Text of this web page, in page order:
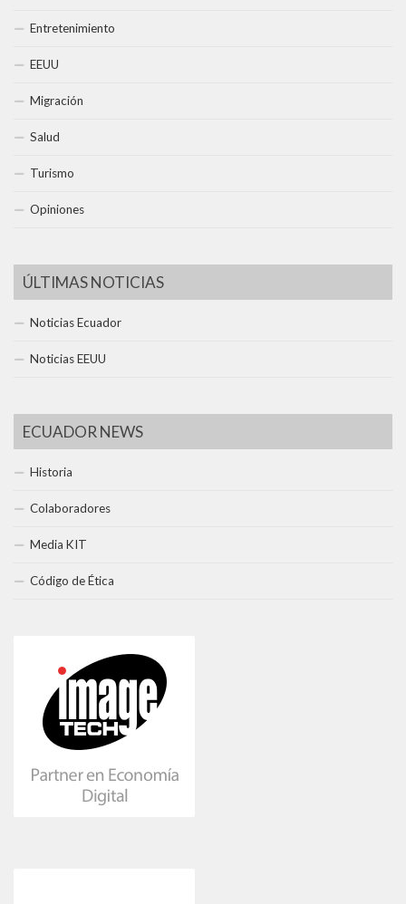
Entretenimiento
EEUU
Migración
Salud
Turismo
Opiniones
ÚLTIMAS NOTICIAS
Noticias Ecuador
Noticias EEUU
ECUADOR NEWS
Historia
Colaboradores
Media KIT
Código de Ética